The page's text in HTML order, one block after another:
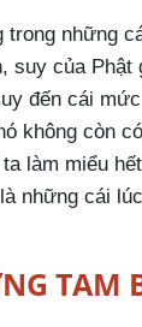
trong những
suy của Phật
đến cái
không còn
làm miểu
những cái
TAM